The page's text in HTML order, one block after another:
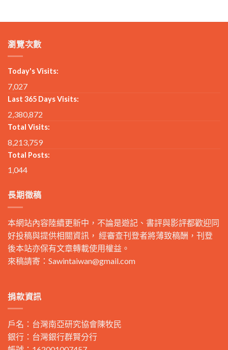
瀏覽次數
Today's Visits:
7,027
Last 365 Days Visits:
2,380,872
Total Visits:
8,213,759
Total Posts:
1,044
長期徵稿
本網站內容陸續更新中，不論是遊記、書評與影評都歡迎同
好投稿與提供相關資訊， 經審查刊登者將薄致稿酬，刊登
後本站亦保有文章轉載使用權益。
來稿請寄： Sawintaiwan@gmail.com
捐款資訊
戶名：台灣南亞研究協會陳牧民
銀行：台灣銀行群賢分行